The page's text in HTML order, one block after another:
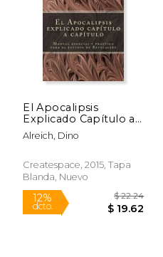
dcto. $ 16.99
Rápido
El Apocalipsis
Explicado Capítulo a
Capítulo: Manual
Esencial y Práctico
Revelación
Alreich, Dino
Createspace, 2015, Tapa
Blanda, Nuevo